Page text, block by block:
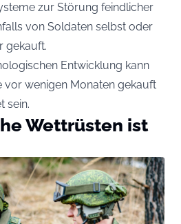
zur Störung feindlicher
von Soldaten selbst oder
gekauft.
Entwicklung kann
wenigen Monaten gekauft
sein.
Wettrüsten ist